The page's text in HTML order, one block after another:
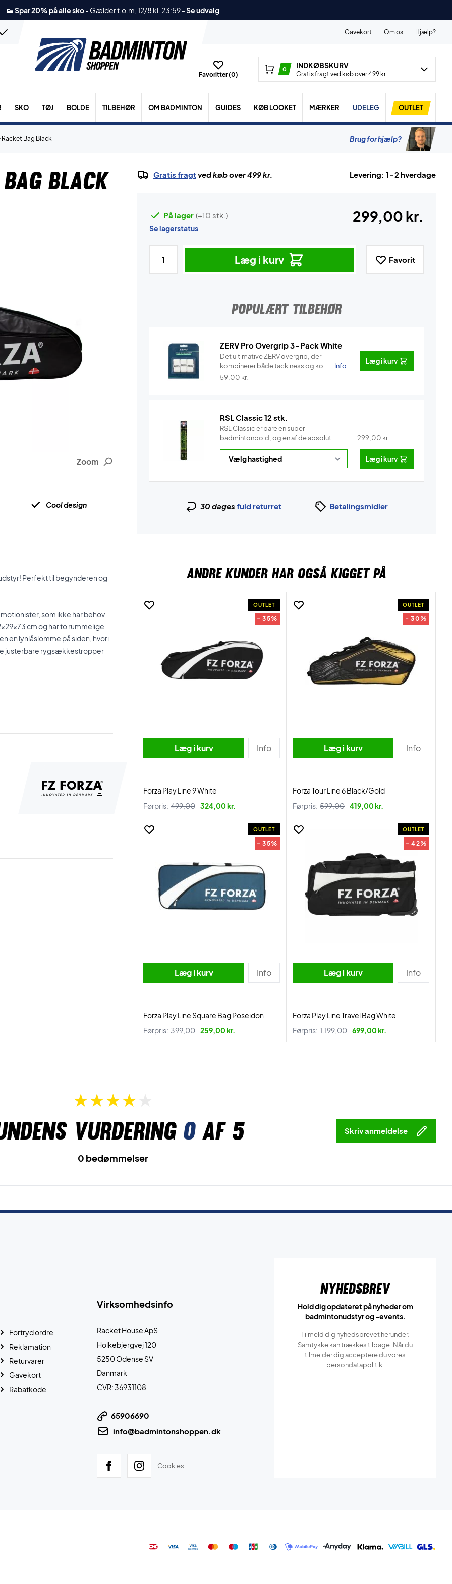
👟 Spar 20% på alle sko- Gælder t.o.m, 12/8 kl. 23:59-Se udvalg
Gavekort Om os Hjælp?
Favoritter (0)
0 INDKØBSKURV
Gratis fragt ved køb over 499 kr.
SKO TØJ BOLDE TILBEHØR OM BADMINTON GUIDES KØB LOOKET MÆRKER UDELEG OUTLET
Racket Bag Black Brug for hjælp?
Black
Zoom
Cool design
Perfekt til begynderen og
som ikke har behov
cm og har to rummelige
en lynlåslomme på siden, hvori
justerbare rygsækkestropper
Gratis fragtved køb over 499 kr. Levering: 1-2 hverdage
På lager (+10 stk.)
Se lagerstatus
299,00 kr.
Læg i kurv Favorit
POPULÆRT TILBEHØR
ZERV Pro Overgrip 3-Pack White
Det ultimative ZERV overgrip, der
kombinerer både tackiness og ko...
Info
59,00 kr.
Læg i kurv
RSL Classic 12 stk.
RSL Classic er bare en super
badmintonbold, og en af de absolut
be... Info
299,00 kr.
Læg i kurv
30 dages fuld returret Betalingsmidler
ANDRE KUNDER HAR OGSÅ KIGGET PÅ
OUTLET
- 35%
Læg i kurv Info
Forza Play Line 9 White
Førpris: 499,00 324,00 kr.
OUTLET
- 30%
Læg i kurv Info
Forza Tour Line 6 Black/Gold
Førpris: 599,00 419,00 kr.
OUTLET
- 35%
Læg i kurv Info
Forza Play Line Square Bag Poseidon
Førpris: 399,00 259,00 kr.
OUTLET
- 42%
Læg i kurv Info
Forza Play Line Travel Bag White
Førpris: 1.199,00 699,00 kr.
vurdering 0af 5 Skriv anmeldelse
0 bedømmelser
Virksomhedsinfo
Racket House ApS
Holkebjergvej 120
5250 Odense SV
Danmark
CVR: 36931108
65906690
info@badmintonshoppen.dk
Cookies
Fortryd ordre
Reklamation
Returvarer
Gavekort
Rabatkode
Nyhedsbrev
Hold dig opdateret på nyheder om
badmintonudstyr og -events.
Tilmeld dig nyhedsbrevet herunder.
Samtykke kan trækkes tilbage. Når du
tilmelder dig acceptere du vores
persondatapolitik.